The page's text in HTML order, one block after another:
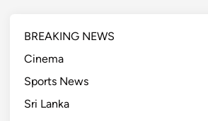
BREAKING NEWS
Cinema
Sports News
Sri Lanka